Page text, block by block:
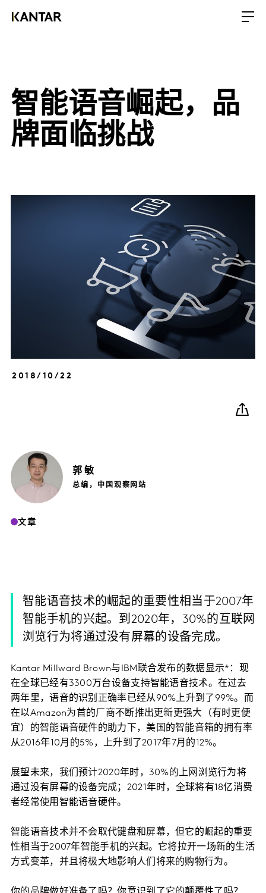
智能语音崛起，品
牌面临挑战
2018/10/22
郭 敏
总编，中国观察网站
文章
智能语音技术的崛起的重要性相当于2007年
智能手机的兴起。到2020年，30%的互联网
浏览行为将通过没有屏幕的设备完成。
Kantar Millward Brown与IBM联合发布的数据显示*：现
在全球已经有3300万台设备支持智能语音技术。在过去
两年里，语音的识别正确率已经从90%上升到了99%。而
在以Amazon为首的厂商不断推出更新更强大（有时更便
宜）的智能语音硬件的助力下，美国的智能音箱的拥有率
从2016年10月的5%，上升到了2017年7月的12%。
展望未来，我们预计2020年时，30%的上网浏览行为将
通过没有屏幕的设备完成；2021年时，全球将有18亿消费
者经常使用智能语音硬件。
智能语音技术并不会取代键盘和屏幕，但它的崛起的重要
性相当于2007年智能手机的兴起。它将拉开一场新的生活
方式变革，并且将极大地影响人们将来的购物行为。